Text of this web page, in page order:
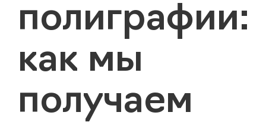
полиграфии:
как мы
получаем